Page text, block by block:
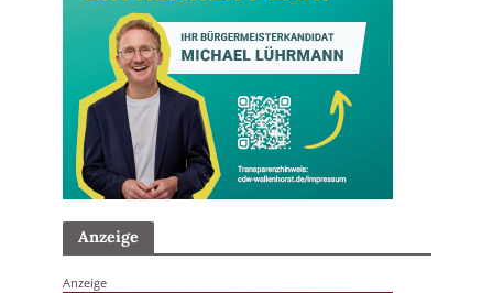
Anzeige
Anzeige